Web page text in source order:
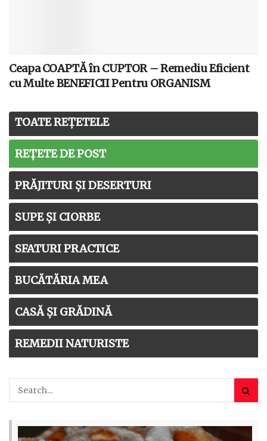
Ceapa COAPTĂ în CUPTOR – Remediu Eficient
cu Multe BENEFICII Pentru ORGANISM
TOATE REȚETELE
REȚETE DE POST
PRĂJITURI ȘI DESERTURI
SUPE ȘI CIORBE
SFATURI PRACTICE
BUCĂTĂRIA MEA
CASĂ ȘI GRĂDINĂ
REMEDII NATURISTE